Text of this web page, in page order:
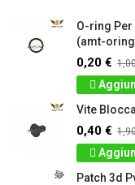
O-ring
(amt-
0,20 €
Vite
0,40 €
Patch 3d